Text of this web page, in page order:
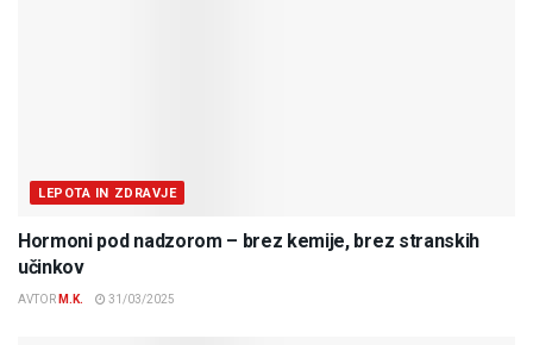
LEPOTA IN ZDRAVJE
Hormoni pod nadzorom – brez kemije, brez stranskih
učinkov
AVTOR M.K. 31/03/2025